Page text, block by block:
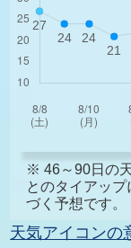
※ 46～90日の
とのタイアッ
づく予想です。
天気アイコンの